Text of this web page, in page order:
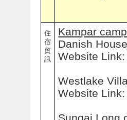
住
宿
資
訊
Kampar
Danish
Website
Westlake
Website